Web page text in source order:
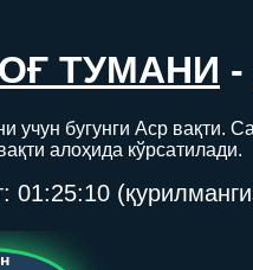
ТУМАНИ -
учун бугунги Аср вақти.
алоҳида кўрсатилади.
01:25:10